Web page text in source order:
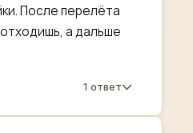
После перелёта
а дальше
1 ответ